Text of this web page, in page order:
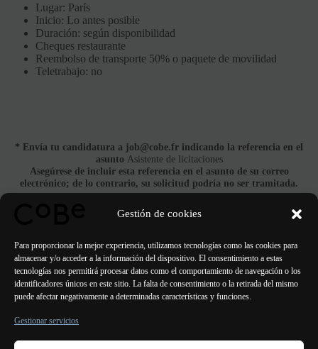
Gestión de cookies
Para proporcionar la mejor experiencia, utilizamos tecnologías como las cookies para
almacenar y/o acceder a la información del dispositivo. El consentimiento a estas
tecnologías nos permitirá procesar datos como el comportamiento de navegación o los
identificadores únicos en este sitio. La falta de consentimiento o la retirada del mismo
puede afectar negativamente a determinadas características y funciones.
Gestionar servicios
Lugar: París
Inicio: Lo antes posible
Duración: según disponibilidad
Cheques restaurante
Reembolso de transporte 50% o paquete de movilidad
Teletrabajo: no
* Envía tu candidatura a job@cobe.fr indicando la referencia en el
asunto Asistente de licitaciones
Asegúrese de incluir esta referencia en el asunto de su correo
electrónico; de lo contrario, su solicitud podría no ser tramitada.
Aplicar | job@cobe.fr
ANTERIOR